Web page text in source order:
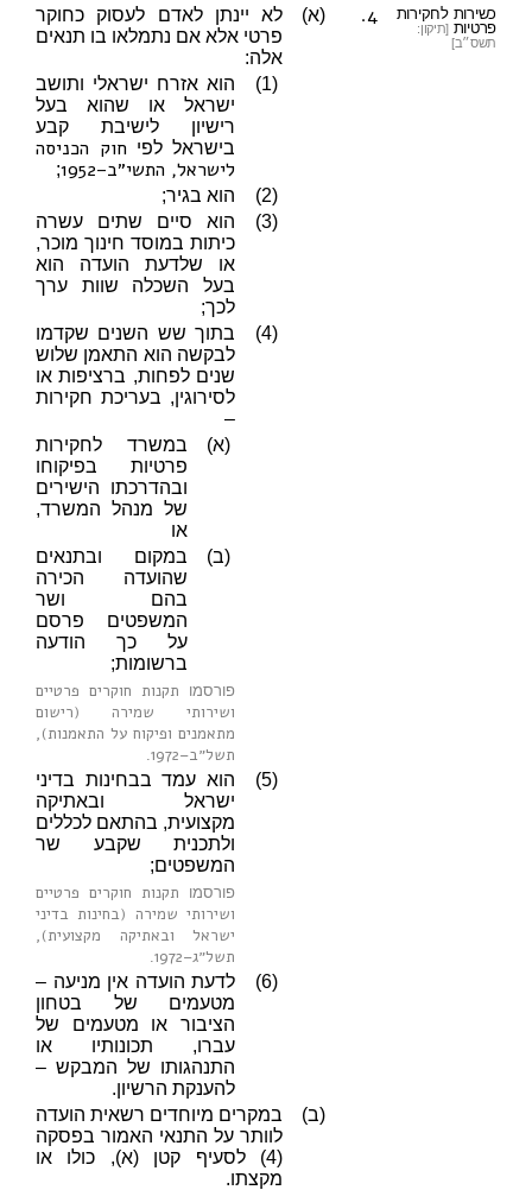
4.
כשירות לחקירות
פרטיות[תיקון:
תשס״ב]
(א)
לא יינתן לאדם לעסוק כחוקר
פרטי אלא אם נתמלאו בו תנאים
אלה:
(1)
הוא אזרח ישראלי ותושב
ישראל או שהוא בעל
רישיון לישיבת קבע
בישראל לפי חוק הכניסה
לישראל, התשי״ב–1952
;
(2)
הוא בגיר;
(3)
הוא סיים שתים עשרה
כיתות במוסד חינוך מוכר,
או שלדעת הועדה הוא
בעל השכלה שוות ערך
לכך;
(4)
בתוך שש השנים שקדמו
לבקשה הוא התאמן שלוש
שנים לפחות, ברציפות או
לסירוגין, בעריכת חקירות
–
(א)
במשרד לחקירות
פרטיות בפיקוחו
ובהדרכתו הישירים
של מנהל המשרד,
או
(ב)
במקום ובתנאים
שהועדה הכירה
בהם ושר
המשפטים פרסם
על כך הודעה
ברשומות;
פורסמו תקנות חוקרים פרטיים
ושירותי שמירה (רישום
מתאמנים ופיקוח על התאמנות),
תשל״ב–1972
.
(5)
הוא עמד בבחינות בדיני
ישראל ובאתיקה
מקצועית, בהתאם לכללים
ולתכנית שקבע שר
המשפטים;
פורסמו תקנות חוקרים פרטיים
ושירותי שמירה (בחינות בדיני
ישראל ובאתיקה מקצועית),
תשל״ג–1972
.
(6)
לדעת הועדה אין מניעה –
מטעמים של בטחון
הציבור או מטעמים של
עברו, תכונותיו או
התנהגותו של המבקש –
להענקת הרשיון.
(ב)
במקרים מיוחדים רשאית הועדה
לוותר על התנאי האמור בפסקה
(4) לסעיף קטן (א), כולו או
מקצתו.